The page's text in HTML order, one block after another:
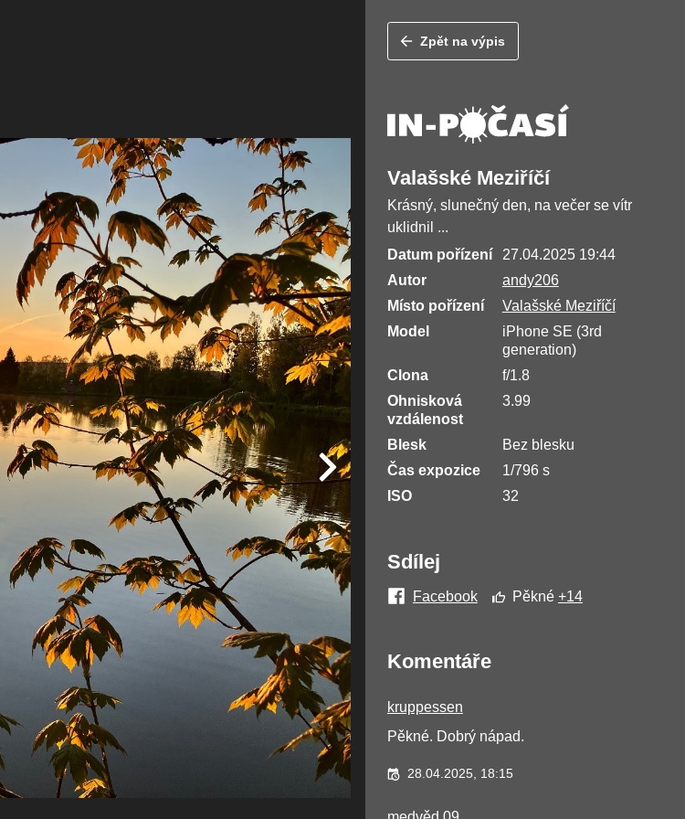
Zpět na výpis
Valašské Meziříčí
Krásný, slunečný den, na večer se vítr
uklidnil ...
Datum pořízení
27.04.2025 19:44
Autor
andy206
Místo pořízení
Valašské Meziříčí
Model
iPhone SE (3rd
generation)
Clona
f/1.8
Ohnisková
vzdálenost
3.99
Blesk
Bez blesku
Čas expozice
1/796 s
ISO
32
Sdílej
Facebook Pěkné +14
Komentáře
kruppessen
Pěkné. Dobrý nápad.
28.04.2025, 18:15